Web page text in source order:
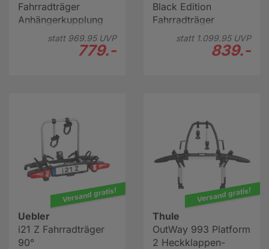
Fahrradträger
Anhängerkupplung
statt 969.95UVP
779.-
Black Edition
Fahrradträger
statt 1.099.95UVP
839.-
Versand gratis!
Uebler
i21 Z Fahrradträger
90°
Versand gratis!
Thule
OutWay 993 Platform
2 Heckklappen-